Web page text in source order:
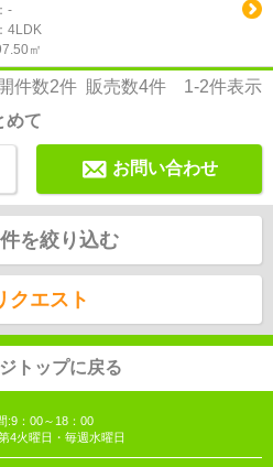
-
4LDK
㎡
件数2件 販売数4件 1-2件表示
めて
お問い合わせ
を絞り込む
クエスト
トップに戻る
:9：00～18：00
4火曜日・毎週水曜日